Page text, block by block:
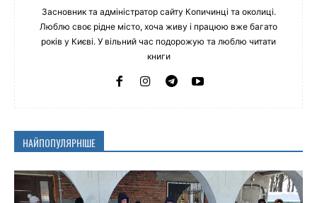
Засновник та адміністратор сайту Копичинці та околиці.
Люблю своє рідне місто, хоча живу і працюю вже багато
років у Києві. У вільний час подорожую та люблю читати
книги
НАЙПОПУЛЯРНІШЕ